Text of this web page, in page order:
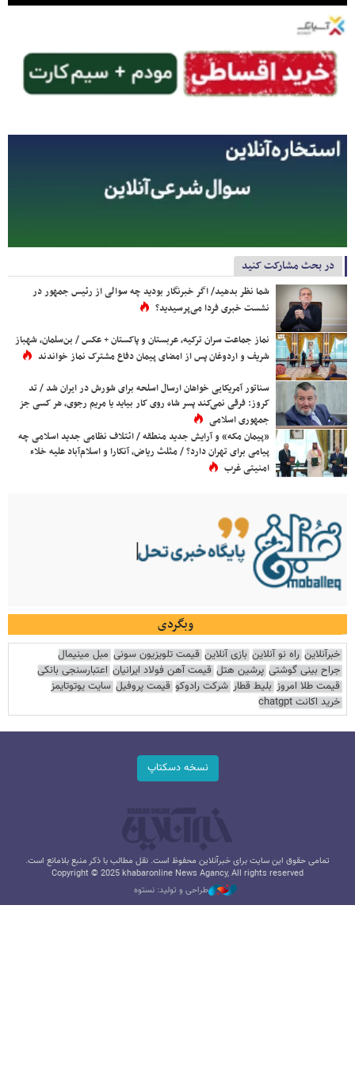
در بحث مشارکت کنید
شما نظر بدهید/ اگر خبرنگار بودید چه سوالی از رئیس جمهور در
نشست خبری فردا می‌پرسیدید؟
نماز جماعت سران ترکیه، عربستان و پاکستان + عکس / بن‌سلمان، شهباز
شریف و اردوغان پس از امضای پیمان دفاع مشترک نماز خواندند
سناتور آمریکایی خواهان ارسال اسلحه برای شورش در ایران شد / تد
کروز: فرقی نمی‌کند پسر شاه روی کار بیاید یا مریم رجوی، هر کسی جز
جمهوری اسلامی
«پیمان مکه» و آرایش جدید منطقه / ائتلاف نظامی جدید اسلامی چه
پیامی برای تهران دارد؟ / مثلث ریاض، آنکارا و اسلام‌آباد علیه خلاء
امنیتی غرب
وبگردی
خبرآنلاین راه نو آنلاین بازی آنلاین قیمت تلویزیون سونی مبل مینیمال
جراح بینی گوشتی پرشین هتل قیمت آهن فولاد ایرانیان اعتبارسنجی بانکی
قیمت طلا امروز بلیط قطار شرکت رادوکو قیمت پروفیل سایت یوتوتایمز
خرید اکانت chatgpt
نسخه دسکتاپ
تمامی حقوق این سایت برای خبرآنلاین محفوظ است. نقل مطالب با ذکر منبع بلامانع است.
Copyright © 2025 khabaronline News Agancy, All rights reserved
طراحی و تولید: نستوه